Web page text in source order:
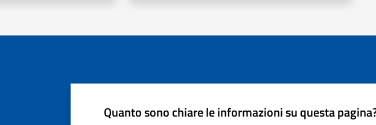
Quanto sono chiare le informazioni su questa